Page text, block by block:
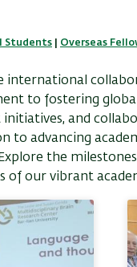
Students Overseas
international
to fostering
and
to advancing
the
of our vibrant